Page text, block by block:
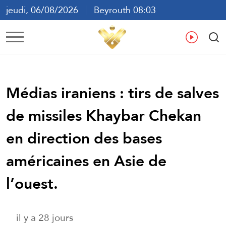
jeudi, 06/08/2026
Beyrouth 08:03
ع
Médias iraniens : tirs de salves
de missiles Khaybar Chekan
en direction des bases
américaines en Asie de
l’ouest.
il y a 28 jours